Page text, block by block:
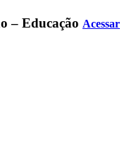
– Educação Acessar